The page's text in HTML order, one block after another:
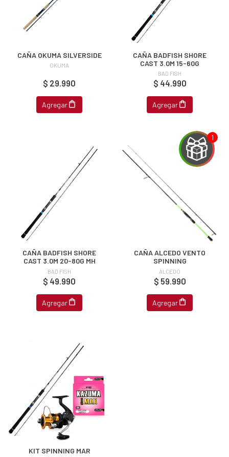
CAÑA OKUMA SILVERSIDE
OKUMA
$ 29.990
Agregar
CAÑA BADFISH SHORE
CAST 3.0M 15-60G
BAD FISH
$ 44.990
Agregar
CAÑA BADFISH SHORE
CAST 3.0M 20-80G MH
BAD FISH
$ 49.990
Agregar
CAÑA ALCEDO VENTO
SPINNING
ALCEDO
$ 59.990
Agregar
KIT SPINNING MAR